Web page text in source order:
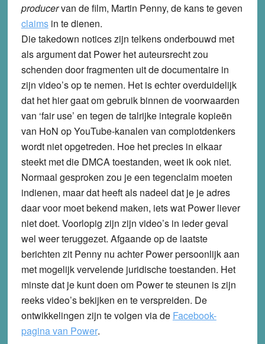
producervan de film, Martin Penny, de kans te geven
claimsin te dienen.
Die takedown notices zijn telkens onderbouwd met
als argument dat Power het auteursrecht zou
schenden door fragmenten uit de documentaire in
zijn video’s op te nemen. Het is echter overduidelijk
dat het hier gaat om gebruik binnen de voorwaarden
van ‘fair use’ en tegen de talrijke integrale kopieën
van HoN op YouTube-kanalen van complotdenkers
wordt niet opgetreden. Hoe het precies in elkaar
steekt met die DMCA toestanden, weet ik ook niet.
Normaal gesproken zou je een tegenclaim moeten
indienen, maar dat heeft als nadeel dat je je adres
daar voor moet bekend maken, iets wat Power liever
niet doet. Voorlopig zijn zijn video’s in ieder geval
wel weer teruggezet. Afgaande op de laatste
berichten zit Penny nu achter Power persoonlijk aan
met mogelijk vervelende juridische toestanden. Het
minste dat je kunt doen om Power te steunen is zijn
reeks video’s bekijken en te verspreiden. De
ontwikkelingen zijn te volgen via de Facebook-
pagina van Power.